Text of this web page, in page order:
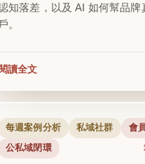
知落差，以及 AI 如何幫品牌
戶。
閱讀全文
每週案例分析 私域社群 會
公私域閉環